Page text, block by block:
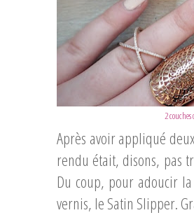
2
Après avoir appliqué
rendu était, disons, pas
Du coup, pour adoucir
vernis, le Satin Slipper.